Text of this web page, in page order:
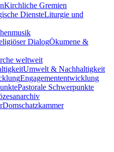
Kirchliche Gremien
Liturgie und
Ökumene &
weltweit
Umwelt & Nachhaltigkeit
Engagemententwicklung
Pastorale Schwerpunkte
Domschatzkammer